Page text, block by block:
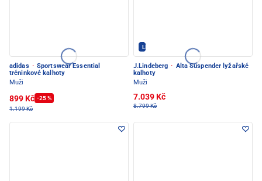
adidas · Sportswear Essential
tréninkové kalhoty
Muži
899 Kč -25 %
1.199 Kč
LINDEBERG - PEC POD SNĚŽKOU
J.Lindeberg · Alta Suspender lyžařské
kalhoty
Muži
7.039 Kč
8.799 Kč